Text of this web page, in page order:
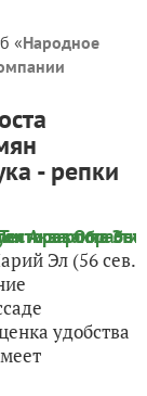
«Народное
- репки
Эл (56 сев.
удобства